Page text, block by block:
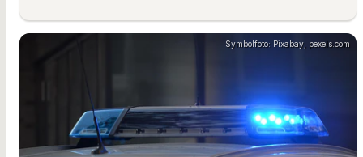
Symbolfoto: Pixabay, pexels.com